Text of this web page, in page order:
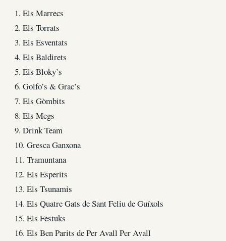
1. Els Marrecs
2. Els Torrats
3. Els Esventats
4. Els Baldirets
5. Els Bloky’s
6. Golfo’s & Grac’s
7. Els Gòmbits
8. Els Megs
9. Drink Team
10. Gresca Ganxona
11. Tramuntana
12. Els Esperits
13. Els Tsunamis
14. Els Quatre Gats de Sant Feliu de Guíxols
15. Els Festuks
16. Els Ben Parits de Per Avall Per Avall